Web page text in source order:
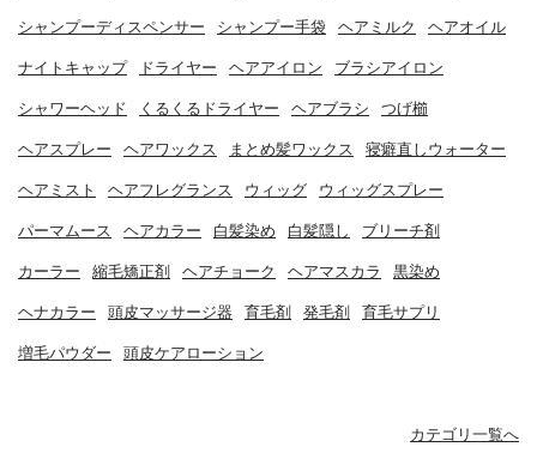
シャンプーディスペンサー シャンプー手袋 ヘアミルク ヘアオイル
ナイトキャップ ドライヤー ヘアアイロン ブラシアイロン
シャワーヘッド くるくるドライヤー ヘアブラシ つげ櫛
ヘアスプレー ヘアワックス まとめ髪ワックス 寝癖直しウォーター
ヘアミスト ヘアフレグランス ウィッグ ウィッグスプレー
パーマムース ヘアカラー 白髪染め 白髪隠し ブリーチ剤
カーラー 縮毛矯正剤 ヘアチョーク ヘアマスカラ 黒染め
ヘナカラー 頭皮マッサージ器 育毛剤 発毛剤 育毛サプリ
増毛パウダー 頭皮ケアローション
カテゴリ一覧へ